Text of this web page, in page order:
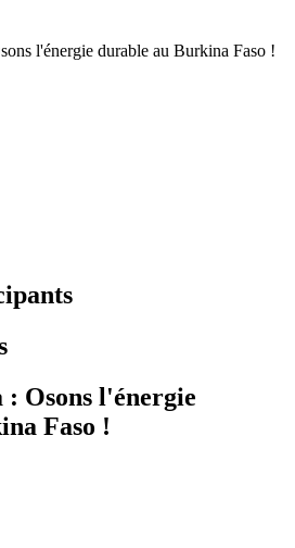
l'énergie durable au Burkina Faso !
Osons l'énergie
Faso !